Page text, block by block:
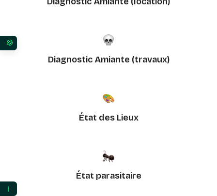
Diagnostic Amiante (travaux)
État des Lieux
État parasitaire
ℹ️